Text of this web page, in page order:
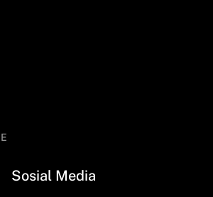
Sosial Media